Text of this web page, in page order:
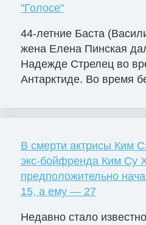
"Голосе"
44-летние Баста
жена Елена Пинская
Надежде Стрелец во
Антарктиде. Во время
В смерти актрисы Ким
экс-бойфренда Ким Су
предположительно
15, а ему — 27
Недавно стало